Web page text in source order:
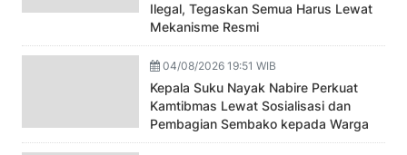
Ilegal, Tegaskan Semua Harus Lewat
Mekanisme Resmi
04/08/2026 19:51 WIB
Kepala Suku Nayak Nabire Perkuat
Kamtibmas Lewat Sosialisasi dan
Pembagian Sembako kepada Warga